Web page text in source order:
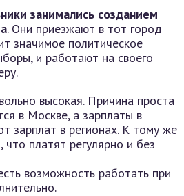
занимались созданием
. Они приезжают в тот город
значимое политическое
и работают на своего
высокая. Причина проста
в Москве, а зарплаты в
зарплат в регионах. К тому же
платят регулярно и без
возможность работать при